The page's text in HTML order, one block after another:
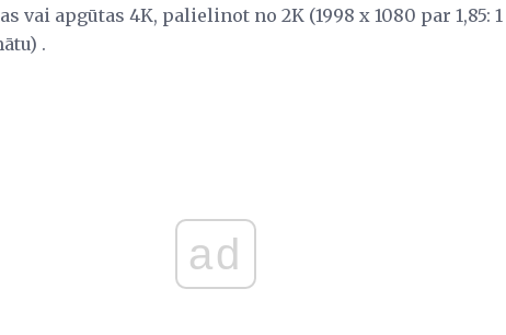
vai apgūtas 4K, palielinot no 2K (1998 x 1080 par 1,85: 1
.
ad